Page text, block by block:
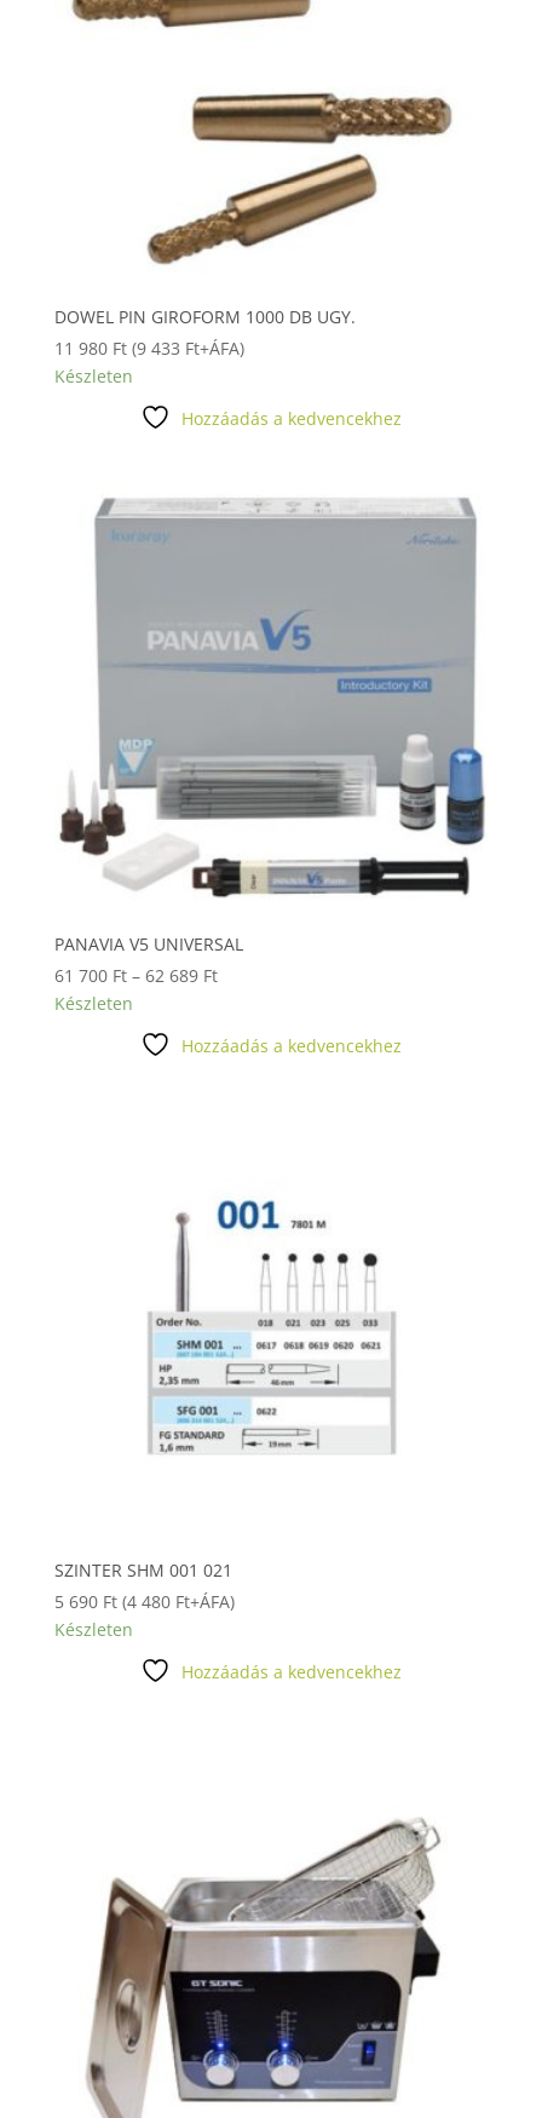
DOWEL PIN GIROFORM 1000 DB UGY.
11 980 Ft (9 433 Ft+ÁFA)
Készleten
Hozzáadás a kedvencekhez
PANAVIA V5 UNIVERSAL
61 700 Ft – 62 689 FtÁrtartomány:
-
Készleten
Hozzáadás a kedvencekhez
SZINTER SHM 001 021
5 690 Ft (4 480 Ft+ÁFA)
Készleten
Hozzáadás a kedvencekhez